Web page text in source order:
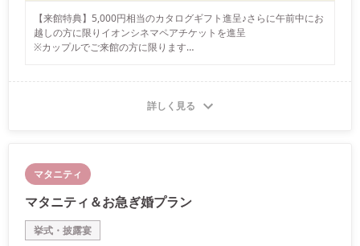
【来館特典】5,000円相当のカタログギフト進呈♪さらに午前中にお
越しの方に限りイオンシネマペアチケットを進呈
※カップルでご来館の方に限ります
詳しく見る
マタニティ
マタニティ＆お急ぎ婚プラン
挙式・披露宴